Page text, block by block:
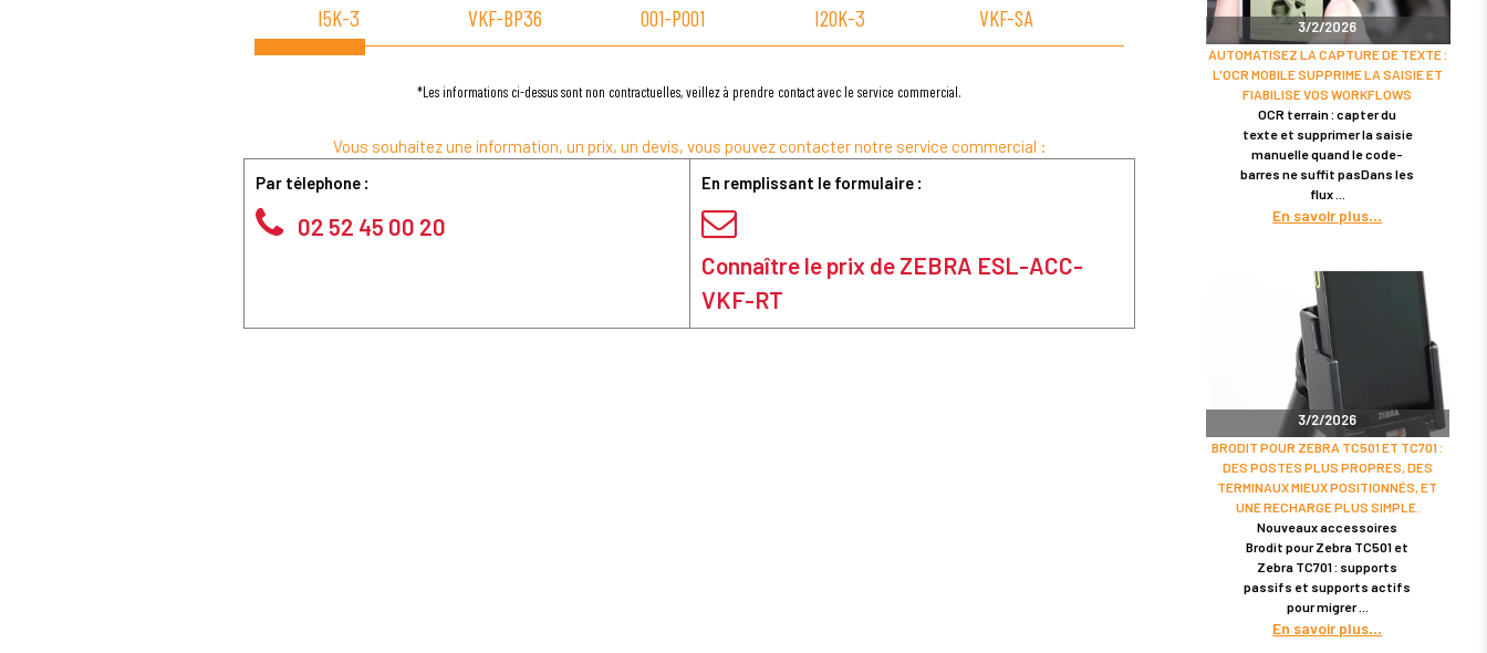
I5K-3
VKF-BP36
001-P001
I20K-3
VKF-SA
I5K-5
*Les informations ci-dessus sont non contractuelles, veillez à prendre contact avec le service commercial.
Vous souhaitez une information, un prix, un devis, vous pouvez contacter notre service commercial :
Par télephone :
02 52 45 00 20
En remplissant le formulaire :
Connaître le prix de ZEBRA ESL-ACC-
VKF-RT
3/2/2026
AUTOMATISEZ LA CAPTURE DE TEXTE :
L'OCR MOBILE SUPPRIME LA SAISIE ET
FIABILISE VOS WORKFLOWS
OCR terrain : capter du
texte et supprimer la saisie
manuelle quand le code-
barres ne suffit pasDans les
flux
En savoir plus
3/2/2026
BRODIT POUR ZEBRA TC501 ET TC701 :
DES POSTES PLUS PROPRES, DES
TERMINAUX MIEUX POSITIONNÉS, ET
UNE RECHARGE PLUS SIMPLE.
Nouveaux accessoires
Brodit pour Zebra TC501 et
Zebra TC701 : supports
passifs et supports actifs
pour migrer
En savoir plus